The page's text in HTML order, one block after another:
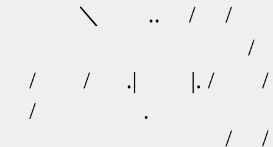
＼ .. / /
/ / / /
/ / .| |. /
/ .
/ /